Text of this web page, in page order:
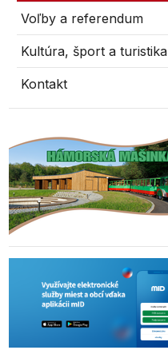
Voľby a referendum
Kultúra, šport a turistika
Kontakt